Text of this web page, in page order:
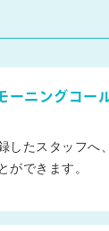
ーニングコー
したスタッフへ
ができます。